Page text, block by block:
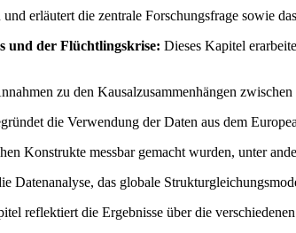
erläutert die zentrale Forschungsfrage sowie
und der Flüchtlingskrise: Dieses Kapitel
zu den Kausalzusammenhängen
die Verwendung der Daten aus dem
Konstrukte messbar gemacht wurden, unter
Datenanalyse, das globale
reflektiert die Ergebnisse über die